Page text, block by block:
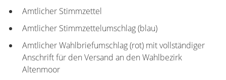
Amtlicher Stimmzettel
Amtlicher Stimmzettelumschlag (blau)
Amtlicher Wahlbriefumschlag (rot) mit vollständiger
Anschrift für den Versand an den Wahlbezirk
Altenmoor